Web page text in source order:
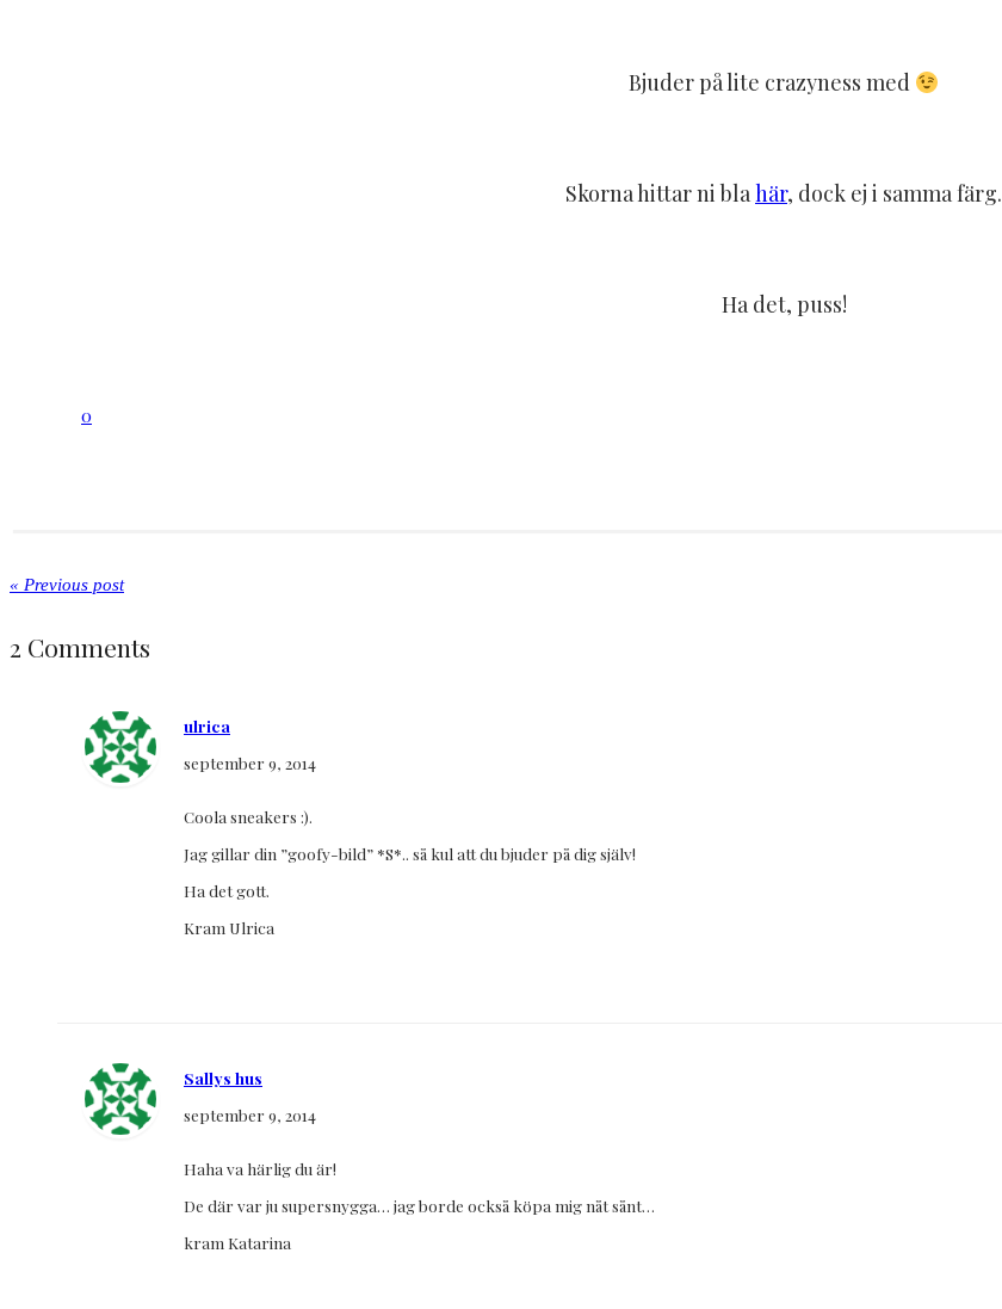
Bjuder på lite crazyness med
Skorna hittar ni blahär, dock ej i samma färg.
Ha det, puss!
0
« Previous post
2 Comments
ulrica
september 9, 2014
Coola sneakers :).
Jag gillar din ”goofy-bild” *S*.. så kul att du bjuder på dig själv!
Ha det gott.
Kram Ulrica
Sallys hus
september 9, 2014
Haha va härlig du är!
De där var ju supersnygga… jag borde också köpa mig nåt sånt…
kram Katarina